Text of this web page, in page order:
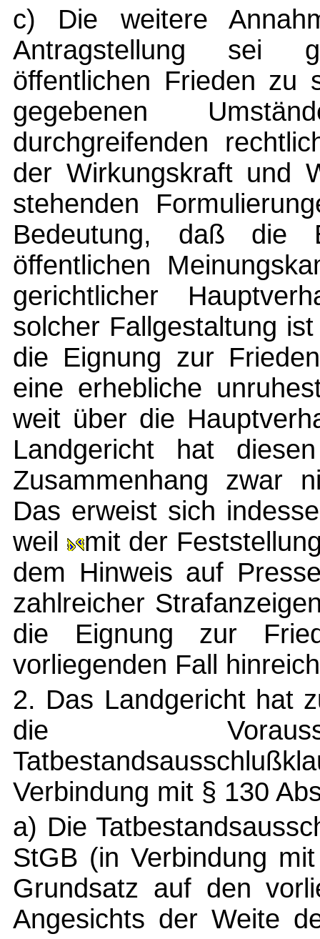
c) Die weitere
Antragstellung sei
öffentlichen Frieden zu
gegebenen
durchgreifenden
der Wirkungskraft und
stehenden
Bedeutung, daß die
öffentlichen
gerichtlicher
solcher Fallgestaltung
die Eignung zur
eine erhebliche
weit über die
Landgericht hat
Zusammenhang zwar
Das erweist sich
weil
mit der
dem Hinweis auf
zahlreicher
die Eignung zur
vorliegenden Fall
2. Das Landgericht hat
die
Verbindung mit § 130
a) Die
StGB (in Verbindung
Grundsatz auf den
Angesichts der Weite